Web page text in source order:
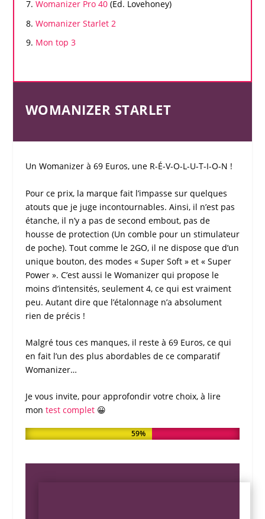
Womanizer Pro 40 (Ed. Lovehoney)
Womanizer Starlet 2
Mon top 3
WOMANIZER STARLET
Un Womanizerà 69 Euros, une R-É-V-O-L-U-T-I-O-N !
Pour ce prix, la marque fait l’impasse sur quelques
atouts que je juge incontournables. Ainsi, il n’est pas
étanche, il n’y a pas de second embout, pas de
housse de protection (Un comble pour un stimulateur
de poche). Tout comme le 2GO, il ne dispose que d’un
unique bouton, des modes « Super Soft » et « Super
Power ». C’est aussi le Womanizerqui propose le
moins d’intensités, seulement 4, ce qui est vraiment
peu. Autant dire que l’étalonnage n’a absolument
rien de précis !
Malgré tous ces manques, il reste à 69 Euros, ce qui
en fait l’un des plus abordables de ce comparatif
Womanizer…
Je vous invite, pour approfondir votre choix, à lire
mon test complet😀
59%
59%